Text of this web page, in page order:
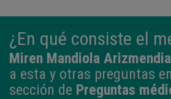
¿En qué consiste el
Miren Mandiola
a esta y otras preguntas
sección de Preguntas